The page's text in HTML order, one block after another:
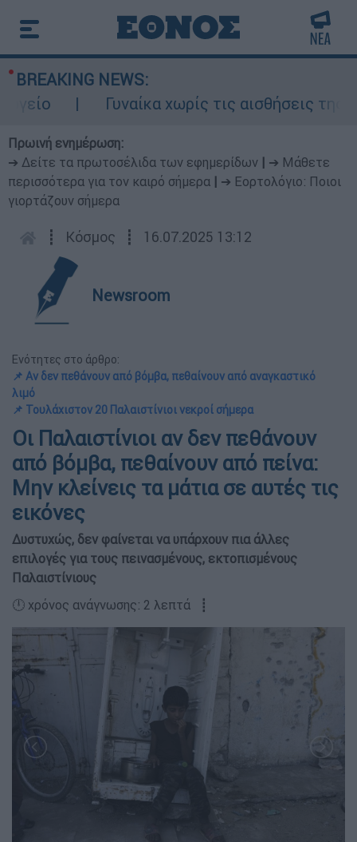
BREAKING NEWS:
Γυναίκα χωρίς τις αισθήσεις της
Πρωινή ενημέρωση:
➔ Δείτε τα πρωτοσέλιδα των εφημερίδων
➔ Μάθετε
περισσότερα για τον καιρό σήμερα
➔ Εορτολόγιο: Ποιοι
γιορτάζουν σήμερα
┋ Κόσμος ┋ 16.07.2025 13:12
Newsroom
Ενότητες στο άρθρο:
📌 Αν δεν πεθάνουν από βόμβα, πεθαίνουν από αναγκαστικό
λιμό
📌 Τουλάχιστον 20 Παλαιστίνιοι νεκροί σήμερα
Οι Παλαιστίνιοι αν δεν πεθάνουν
από βόμβα, πεθαίνουν από πείνα:
Μην κλείνεις τα μάτια σε αυτές τις
εικόνες
Δυστυχώς, δεν φαίνεται να υπάρχουν πια άλλες
επιλογές για τους πεινασμένους, εκτοπισμένους
Παλαιστίνιους
🕛 χρόνος ανάγνωσης: 2 λεπτά ┋